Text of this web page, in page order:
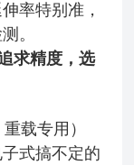
率特别准，
。
求精度，选
载专用）
子式搞不定的